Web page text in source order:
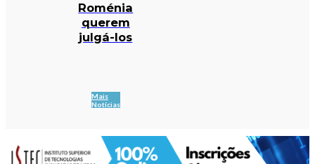
Roménia
querem
julgá-los
Mais
Notícias